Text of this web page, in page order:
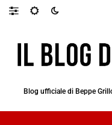
Blog ufficiale di Beppe